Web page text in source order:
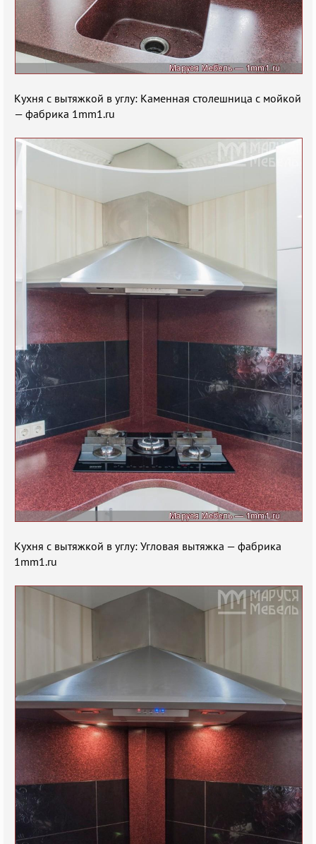
Кухня с вытяжкой в углу: Каменная столешница с мойкой
— фабрика 1mm1.ru
Кухня с вытяжкой в углу: Угловая вытяжка — фабрика
1mm1.ru